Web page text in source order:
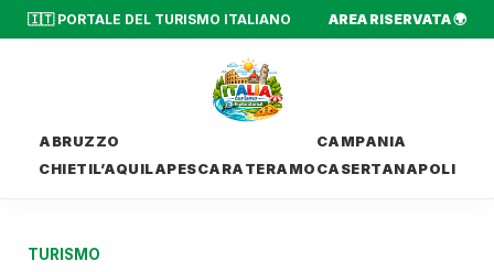
🇮🇹 PORTALE DEL TURISMO ITALIANO AREA RISERVATA 🌍
ABRUZZO
CHIETIL’AQUILAPESCARA TERAMO
CAMPANIA
CASERTANAPOLI
TURISMO